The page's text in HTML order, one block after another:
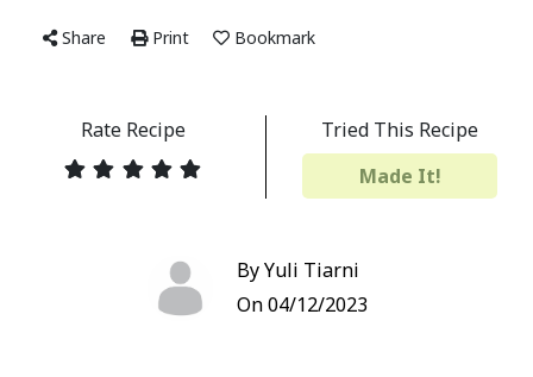
Share Print Bookmark
Rate Recipe
Tried This Recipe
Made It!
By Yuli Tiarni
On 04/12/2023